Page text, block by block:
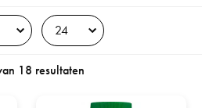
18 resultaten
200TB G&W Harpago Glucosamine